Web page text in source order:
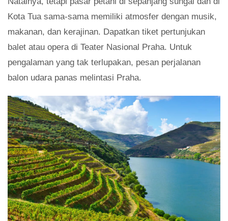
Kota Tua sama-sama memiliki atmosfer dengan musik,
makanan, dan kerajinan. Dapatkan tiket pertunjukan
balet atau opera di Teater Nasional Praha. Untuk
pengalaman yang tak terlupakan, pesan perjalanan
balon udara panas melintasi Praha.